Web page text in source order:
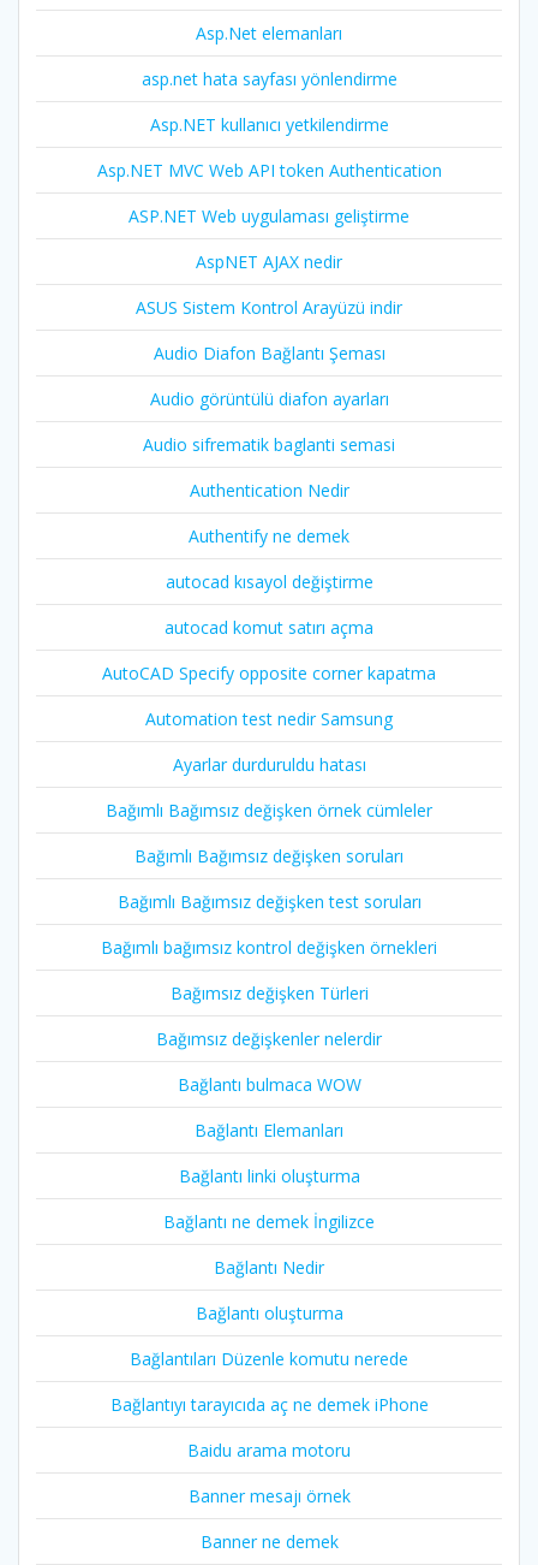
Asp.Net elemanları
asp.net hata sayfası yönlendirme
Asp.NET kullanıcı yetkilendirme
Asp.NET MVC Web API token Authentication
ASP.NET Web uygulaması geliştirme
AspNET AJAX nedir
ASUS Sistem Kontrol Arayüzü indir
Audio Diafon Bağlantı Şeması
Audio görüntülü diafon ayarları
Audio sifrematik baglanti semasi
Authentication Nedir
Authentify ne demek
autocad kısayol değiştirme
autocad komut satırı açma
AutoCAD Specify opposite corner kapatma
Automation test nedir Samsung
Ayarlar durduruldu hatası
Bağımlı Bağımsız değişken örnek cümleler
Bağımlı Bağımsız değişken soruları
Bağımlı Bağımsız değişken test soruları
Bağımlı bağımsız kontrol değişken örnekleri
Bağımsız değişken Türleri
Bağımsız değişkenler nelerdir
Bağlantı bulmaca WOW
Bağlantı Elemanları
Bağlantı linki oluşturma
Bağlantı ne demek İngilizce
Bağlantı Nedir
Bağlantı oluşturma
Bağlantıları Düzenle komutu nerede
Bağlantıyı tarayıcıda aç ne demek iPhone
Baidu arama motoru
Banner mesajı örnek
Banner ne demek